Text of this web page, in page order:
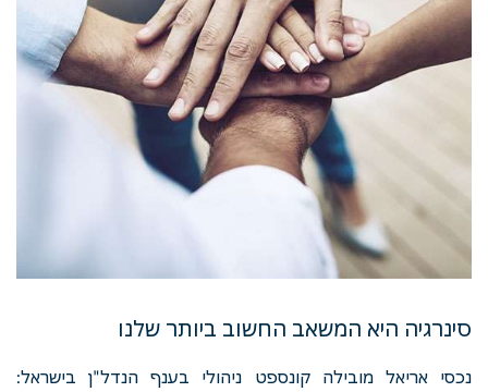
סינרגיה היא המשאב החשוב ביותר שלנו
נכסי אריאל מובילה קונספט ניהולי בענף הנדל"ן בישראל: